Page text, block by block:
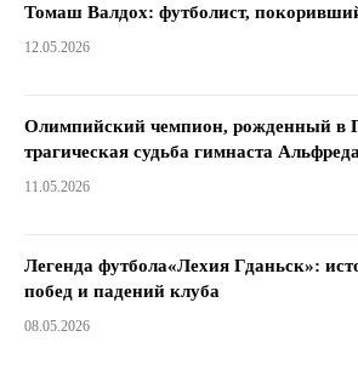
Томаш Валдох: футболист,
12.05.2026
Олимпийский чемпион, рожденный в
трагическая судьба гимнаста
11.05.2026
Легенда футбола«Лехия Гданьск»:
побед и падений клуба
08.05.2026